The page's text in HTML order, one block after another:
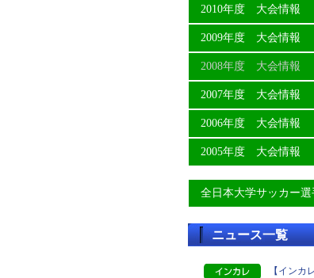
2010年度 大会情報
2009年度 大会情報
2008年度 大会情報
2007年度 大会情報
2006年度 大会情報
2005年度 大会情報
全日本大学サッカー
ニュース一覧
【イン